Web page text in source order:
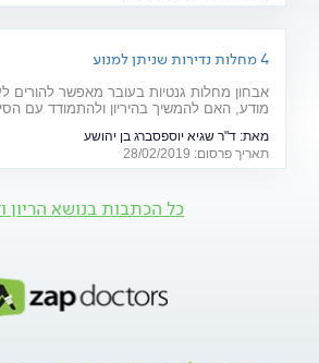
4 מחלות נדירות שניתן למנוע
אבחון מחלות גנטיות בעובר מאפשר להורים
מודע, האם להמשיך בהיריון ולהתמודד עם
(28.2)מאת: ד"ר שגיא יוספסברג בן יהושע
תאריך פרסום: 28/02/2019
כל הכתבות בנושא הריון